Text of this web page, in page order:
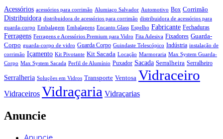
Acessórios acessórios para corrimão Alumiaço Salvador Automotivo Box Corrimão
Distribuidora distribuidora de acessórios para corrimão distribuidora de acessórios para
guarda-corpo Embalagem Embalagens Encanto Glass Espelho Fabricante Fechaduras
Ferragens Ferragens e Acessórios Premium para Vidro Fita Adesiva Fixadores Guarda-
Corpo guarda-corpo de vidro Guarda Corpo Guindaste Telescópico Indústria instalação de
corrimão Içamento Kit Pivotante Kit Sacada Locação Marmoraria Max System Guarda-
Corpo Max System Sacada Perfil de Alumínio Puxador Sacada Serralheira Serralheiro
Serralheria Soluções em Vidros Transporte Ventosa Vidraceiro
Vidraceiros Vidraçaria Vidraçarias
Anuncie